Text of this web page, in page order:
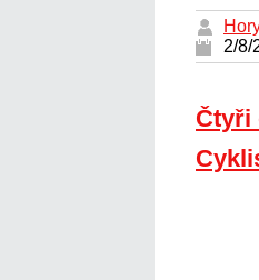
2/8/
Čtyři